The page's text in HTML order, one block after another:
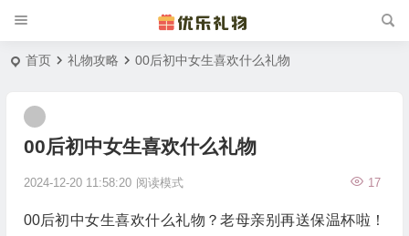
首页 礼物攻略 00后初中女生喜欢什么礼物
00后初中女生喜欢什么礼物
2024-12-20 11:58:20 17
阅读模式
00后初中女生喜欢什么礼物？老母亲别再送保温杯啦！